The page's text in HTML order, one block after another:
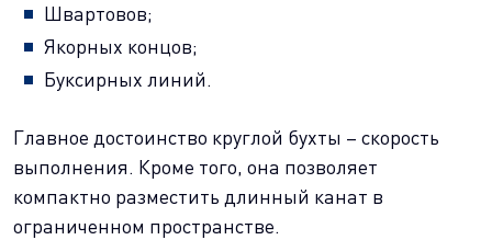
Швартовов;
Якорных концов;
Буксирных линий.
Главное достоинство круглой бухты – скорость
выполнения. Кроме того, она позволяет
компактно разместить длинный канат в
ограниченном пространстве.